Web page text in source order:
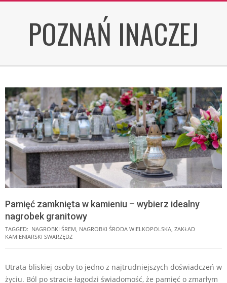
POZNAŃ INACZEJ
Pamięć zamknięta w kamieniu – wybierz idealny
nagrobek granitowy
TAGGED: NAGROBKI ŚREM NAGROBKI ŚRODA WIELKOPOLSKA ZAKŁAD
KAMIENIARSKI SWARZĘDZ
Utrata bliskiej osoby to jedno z najtrudniejszych doświadczeń w
życiu. Ból po stracie łagodzi świadomość, że pamięć o zmarłym